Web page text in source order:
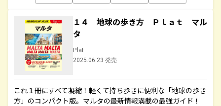
１４ 地球の歩き方 Ｐｌａｔ マル
タ
Plat
2025.06.23 発売
これ１冊にすべて凝縮！軽くて持ち歩きに便利な「地球の歩き
方」のコンパクト版。マルタの最新情報満載の最強ガイド！